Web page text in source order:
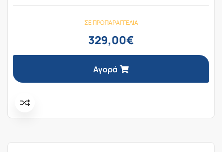
ΣΕ ΠΡΟΠΑΡΑΓΓΕΛΊΑ
329,00€
Αγορά